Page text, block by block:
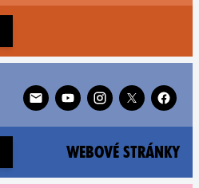
Follow XR Ottawa on
Webové stránky